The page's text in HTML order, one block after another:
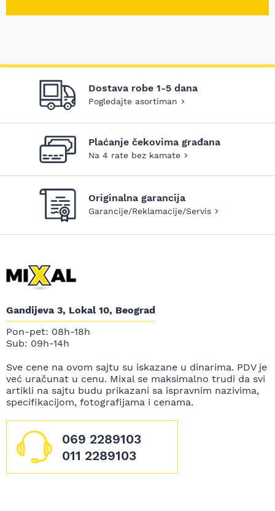
Dostava robe 1-5 dana
Pogledajte asortiman
Plaćanje čekovima građana
Na 4 rate bez kamate
Originalna garancija
Garancije/Reklamacije/Servis
Gandijeva 3, Lokal 10, Beograd
Pon-pet: 08h-18h
Sub: 09h-14h
Sve cene na ovom sajtu su iskazane u dinarima. PDV je
već uračunat u cenu. Mixal se maksimalno trudi da svi
artikli na sajtu budu prikazani sa ispravnim nazivima,
specifikacijom, fotografijama i cenama.
069 2289103
011 2289103